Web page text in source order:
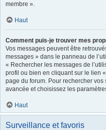
membre ».
Haut
Comment puis-je trouver mes
Vos messages peuvent être
messages » dans le panneau de
« Rechercher les messages de
profil ou bien en cliquant sur le lien
page du forum. Pour rechercher
avancée et choisissez les
Haut
Surveillance et favoris